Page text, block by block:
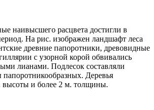
наивысшего расцвета достигли в
На рис. изображен ландшафт леса
древние папоротники, древовидные
с узорной корой обвивались
лианами. Подлесок составляли
Деревья
и более 2 м. толщины.